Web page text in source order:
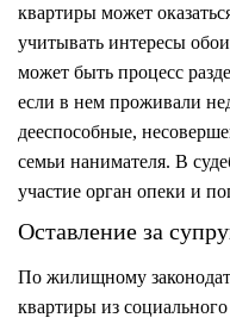
квартиры может
учитывать интересы
может быть процесс
если в нем проживали
дееспособные,
семьи нанимателя. В
участие орган опеки и
Оставление за
По жилищному
квартиры из